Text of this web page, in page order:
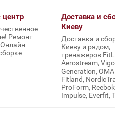
центр
Ремонт
Доставка и
Киеву
Доставка и
Киеву и рядом,
тренажеров
Aerostream,
Generation,
Fitland,
ProForm,
Impulse, Everfit,